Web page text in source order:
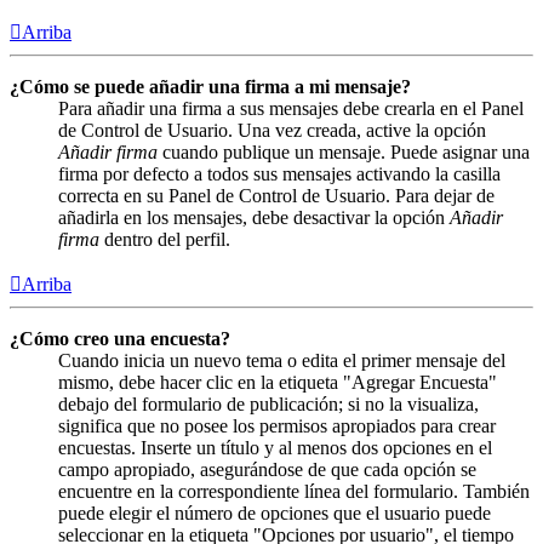
Arriba
¿Cómo se puede añadir una firma a mi mensaje?
Para añadir una firma a sus mensajes debe crearla en el Panel
de Control de Usuario. Una vez creada, active la opción
Añadir firma cuando publique un mensaje. Puede asignar una
firma por defecto a todos sus mensajes activando la casilla
correcta en su Panel de Control de Usuario. Para dejar de
añadirla en los mensajes, debe desactivar la opción Añadir
firma dentro del perfil.
Arriba
¿Cómo creo una encuesta?
Cuando inicia un nuevo tema o edita el primer mensaje del
mismo, debe hacer clic en la etiqueta "Agregar Encuesta"
debajo del formulario de publicación; si no la visualiza,
significa que no posee los permisos apropiados para crear
encuestas. Inserte un título y al menos dos opciones en el
campo apropiado, asegurándose de que cada opción se
encuentre en la correspondiente línea del formulario. También
puede elegir el número de opciones que el usuario puede
seleccionar en la etiqueta "Opciones por usuario", el tiempo